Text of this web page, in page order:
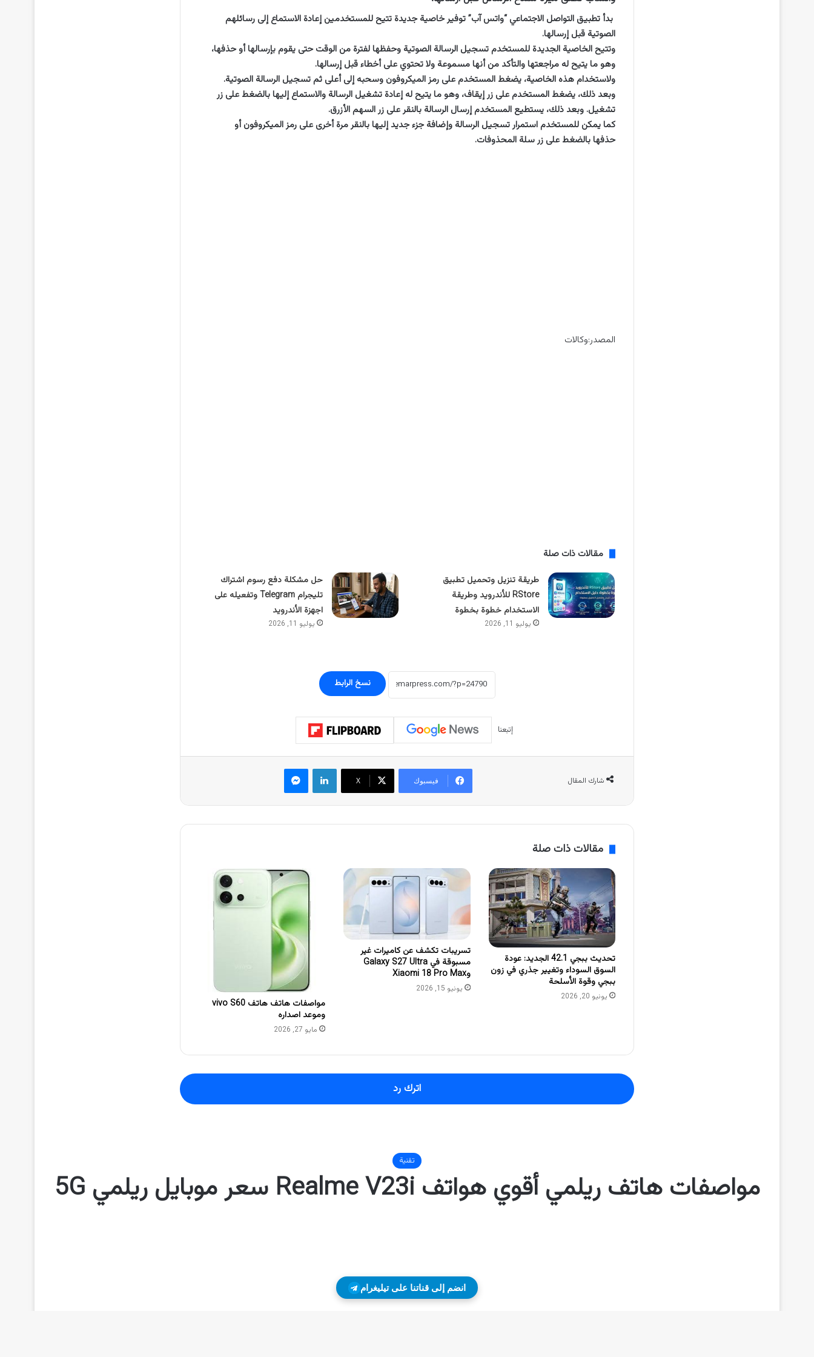
بدأ تطبيق التواصل الاجتماعي “واتس آب” توفير خاصية جديدة تتيح للمستخدمين إعادة الاستماع إلى رسائلهم
الصوتية قبل إرسالها.
وتتيح الخاصية الجديدة للمستخدم تسجيل الرسالة الصوتية وحفظها لفترة من الوقت حتى يقوم بإرسالها أو حذفها،
وهو ما يتيح له مراجعتها والتأكد من أنها مسموعة ولا تحتوي على أخطاء قبل إرسالها.
ولاستخدام هذه الخاصية، يضغط المستخدم على رمز الميكروفون وسحبه إلى أعلى ثم تسجيل الرسالة الصوتية.
وبعد ذلك، يضغط المستخدم على زر إيقاف، وهو ما يتيح له إعادة تشغيل الرسالة والاستماع إليها بالضغط على زر
تشغيل. وبعد ذلك، يستطيع المستخدم إرسال الرسالة بالنقر على زر السهم الأزرق.
كما يمكن للمستخدم استمرار تسجيل الرسالة وإضافة جزء جديد إليها بالنقر مرة أخرى على رمز الميكروفون أو
حذفها بالضغط على زر سلة المحذوفات.
المصدر:وكالات
مقالات ذات صلة
طريقة تنزيل وتحميل تطبيق
RStore للأندرويد وطريقة
الاستخدام خطوة بخطوة
يوليو 11, 2026
حل مشكلة دفع رسوم اشتراك
تليجرام Telegram وتفعيله على
اجهزة الأندرويد
يوليو 11, 2026
نسخ الرابط
إتبعنا
شارك المقال فيسبوك ‫X
لينكدإن
مقالات ذات صلة
تحديث ببجي 42.1 الجديد: عودة
السوق السوداء وتغيير جذري في زون
ببجي وقوة الأسلحة
يونيو 20, 2026
تسريبات تكشف عن كاميرات غير
مسبوقة في Galaxy S27 Ultra
وXiaomi 18 Pro Max
يونيو 15, 2026
مواصفات هاتف هاتف vivo S60
وموعد اصداره
مايو 27, 2026
اترك رد
انضم إلى قناتنا على تيليغرام